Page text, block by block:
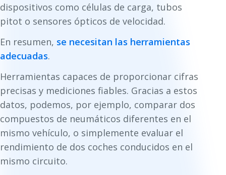
dispositivos como células de carga, tubos
pitot o sensores ópticos de velocidad.
En resumen, se necesitan las herramientas
adecuadas.
Herramientas capaces de proporcionar cifras
precisas y mediciones fiables. Gracias a estos
datos, podemos, por ejemplo, comparar dos
compuestos de neumáticos diferentes en el
mismo vehículo, o simplemente evaluar el
rendimiento de dos coches conducidos en el
mismo circuito.